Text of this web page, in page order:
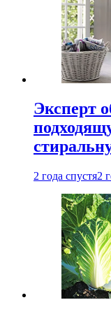
Эксперт
2 года спустя2